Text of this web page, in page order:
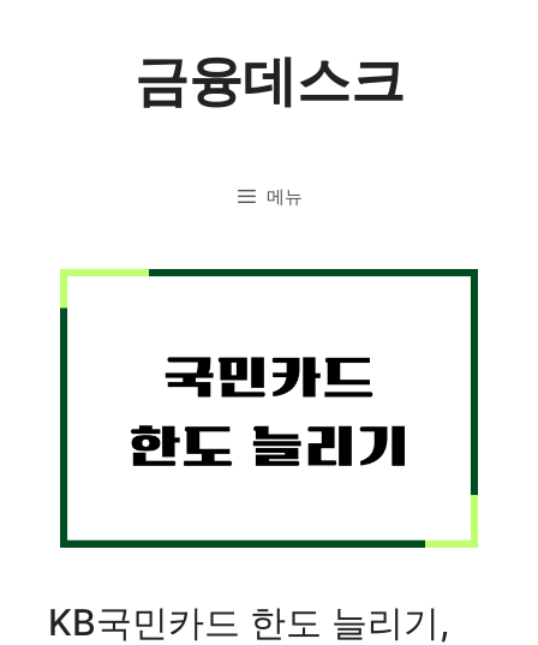
금융데스크
메뉴
KB국민카드 한도 늘리기,